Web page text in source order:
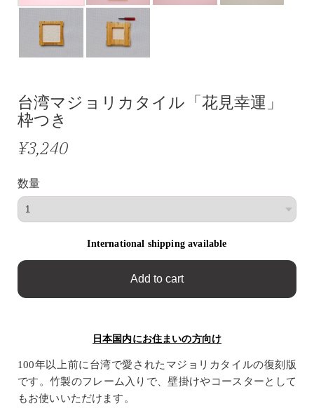
台湾マジョリカタイル「花見幸運」
枠つき
¥3,240
数量
International shipping available
Add to cart
日本国内にお住まいの方向け
100年以上前に台湾で愛されたマジョリカタイルの復刻版
です。竹製のフレーム入りで、壁掛けやコースターとして
もお使いいただけます。